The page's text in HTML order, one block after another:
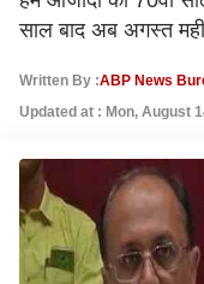
साल बाद अब अगस्त
Written By :ABP News
Updated at : Mon, August